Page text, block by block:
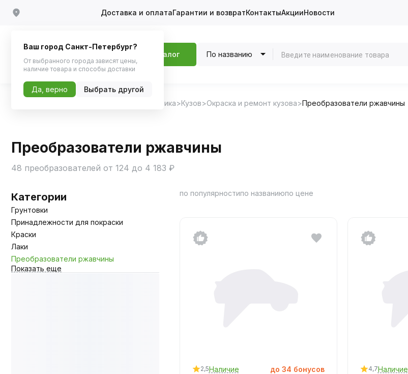
Доставка и оплатаГарантии и возвратКонтактыАкцииНовости
Каталог По названию
Автохимия, Автокосметика Кузов Окраска и ремонт кузова Преобразователи ржавчины
Преобразователи ржавчины
48 преобразователей от 124 до 4 183 ₽
Категории
Грунтовки
Принадлежности для покраски
Краски
Лаки
Преобразователи ржавчины
Показать еще
по популярностипо названиюпо цене
2,5Наличие до 34 бонусов 4,7Наличие
Ваш город Санкт-Петербург?
От выбранного города зависят цены,
наличие товара и способы доставки
Да, верно Выбрать другой